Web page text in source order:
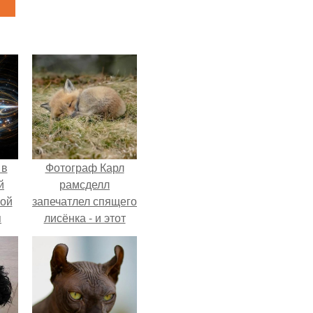
Фотограф Карл
рамсделл
запечатлел спящего
лисёнка - и этот
кадр способен
растопить даже
самое суровое
сердце.